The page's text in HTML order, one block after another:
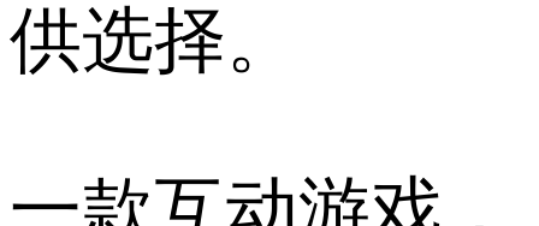
供选择。